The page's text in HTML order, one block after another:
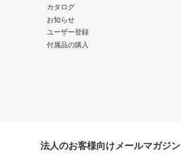
カタログ
お知らせ
ユーザー登録
付属品の購入
法人のお客様向けメールマガジン